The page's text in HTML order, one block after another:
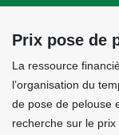
Prix pose de
La ressource
l’organisation du
de pose de pelouse
recherche sur le